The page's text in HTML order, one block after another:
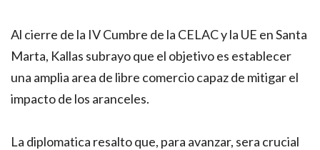
Al cierre de la IV Cumbre de la CELAC y la UE en Santa
Marta, Kallas subrayo que el objetivo es establecer
una amplia area de libre comercio capaz de mitigar el
impacto de los aranceles.
La diplomatica resalto que, para avanzar, sera crucial